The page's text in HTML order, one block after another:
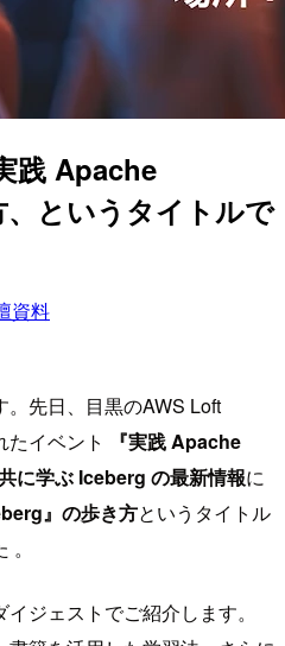
践 Apache
というタイトルで
資料
。先日、目黒のAWS Loft
たイベント
『実践 Apache
に学ぶ Iceberg の最新情報に
』の歩き方というタイトル
ジェストでご紹介します。